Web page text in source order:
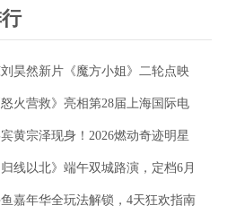
昊然新片《魔方小姐》二轮点映
打破年龄偏见重塑无限可能
火营救》亮相第28届上海国际电
演王清亭、功夫女星母其弥雅红
黄宗泽现身！2026燃动奇迹明星
点燃“全民迎省运”热潮
归线以北》端午双城路演，定档6月
山海
鱼嘉年华全玩法解锁，4天狂欢指南